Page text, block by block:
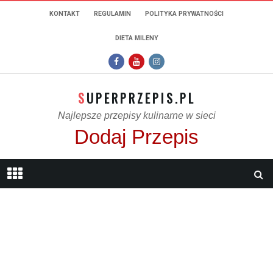
KONTAKT REGULAMIN POLITYKA PRYWATNOŚCI
DIETA MILENY
SUPERPRZEPIS.PL
Najlepsze przepisy kulinarne w sieci
Dodaj Przepis